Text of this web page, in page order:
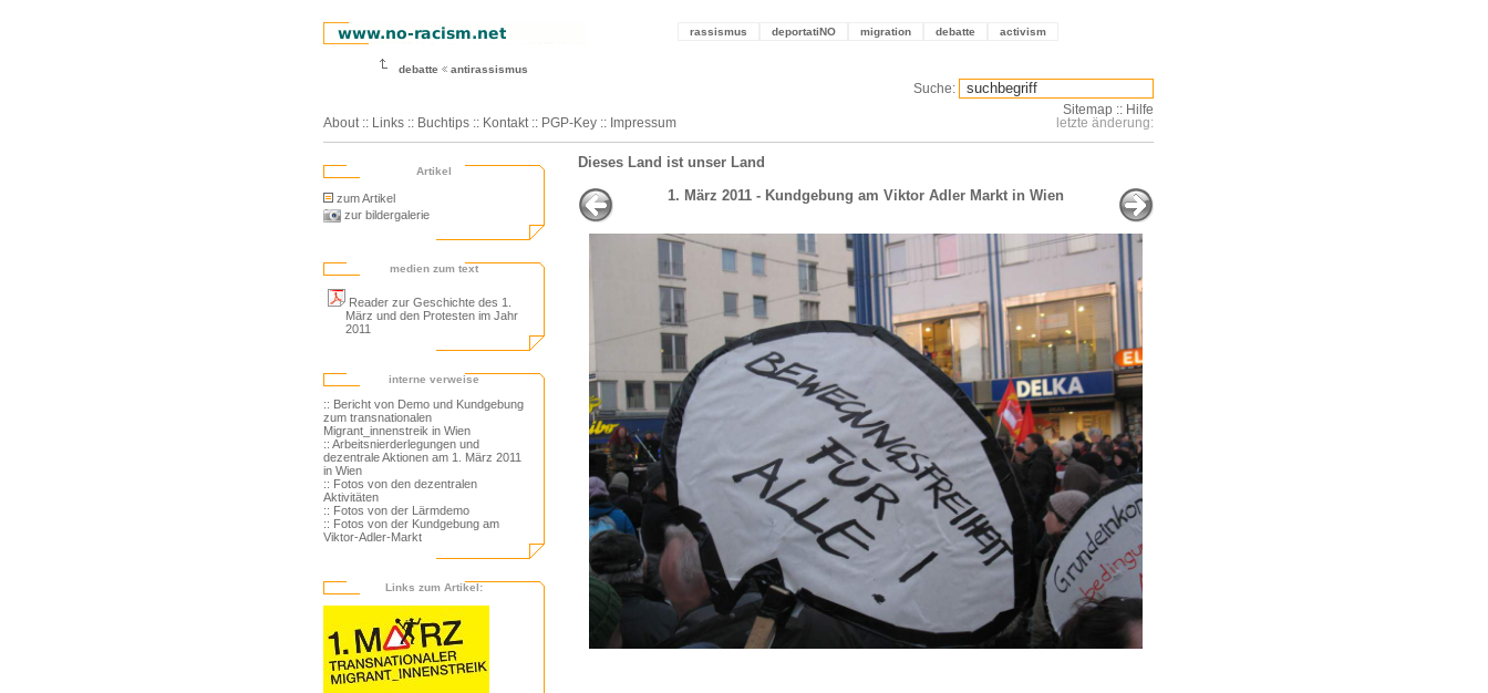
rassismus deportatiNO migration debatte activism
debatte antirassismus
About :: Links :: Buchtips :: Kontakt :: PGP-Key :: Impressum
Suche:
Sitemap :: Hilfe
letzte änderung:
Artikel
zum Artikel
zur bildergalerie
medien zum text
Reader zur Geschichte des 1.
März und den Protesten im Jahr
2011
interne verweise
:: Bericht von Demo und Kundgebung
zum transnationalen
Migrant_innenstreik in Wien
:: Arbeitsnierderlegungen und
dezentrale Aktionen am 1. März 2011
in Wien
:: Fotos von den dezentralen
Aktivitäten
:: Fotos von der Lärmdemo
:: Fotos von der Kundgebung am
Viktor-Adler-Markt
Links zum Artikel:
Dieses Land ist unser Land
1. März 2011 - Kundgebung am Viktor Adler Markt in Wien